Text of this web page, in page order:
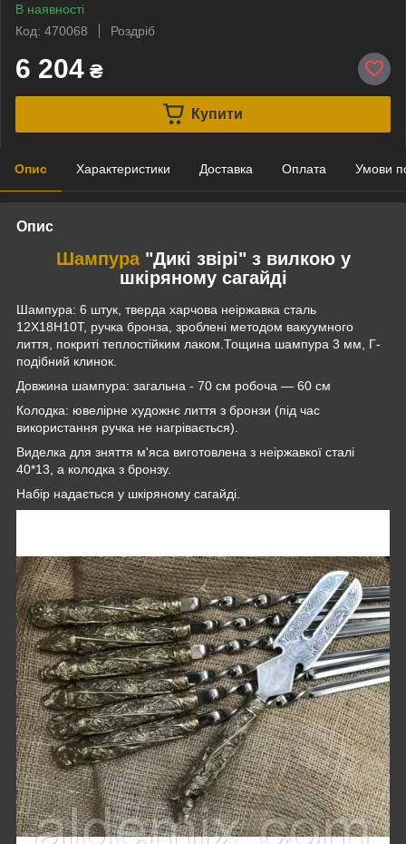
В наявності
Код: 470068
Роздріб
6 204 ₴
Купити
Опис Характеристики Доставка Оплата Умови
Опис
Шампура"Дикі звірі" з вилкою у
шкіряному сагайді
Шампура: 6 штук, тверда харчова неіржавка сталь
12Х18Н10Т, ручка бронза, зроблені методом вакуумного
лиття, покриті теплостійким лаком.Тощина шампура 3 мм, Г-
подібний клинок.
Довжина шампура: загальна - 70 см робоча — 60 см
Колодка: ювелірне художнє лиття з бронзи (під час
використання ручка не нагрівається).
Виделка для зняття м'яса виготовлена з неіржавкої сталі
40*13, а колодка з бронзу.
Набір надається у шкіряному сагайді.